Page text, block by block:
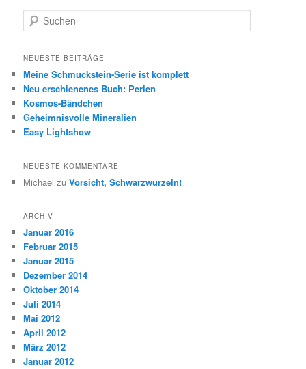
u
h
n
NEUESTE BEITRÄGE
Meine Schmuckstein-Serie ist komplett
Neu erschienenes Buch: Perlen
Kosmos-Bändchen
Geheimnisvolle Mineralien
Easy Lightshow
NEUESTE KOMMENTARE
Michael zuVorsicht, Schwarzwurzeln!
ARCHIV
Januar 2016
Februar 2015
Januar 2015
Dezember 2014
Oktober 2014
Juli 2014
Mai 2012
April 2012
März 2012
Januar 2012